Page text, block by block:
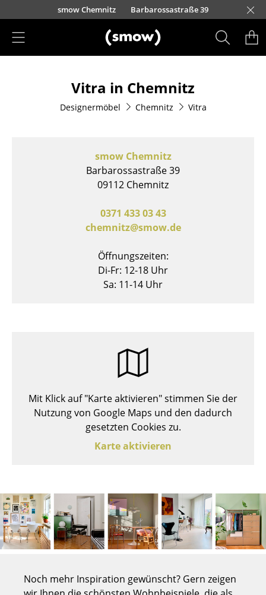
Direkt zum Inhalt
100
smow Chemnitz Barbarossastraße 39smow Düsseldorf
smow Essen
smow Frankfurt
smow Freiburg
smow Hamburg
smow Hannover
smow Kempten
smow Köln
smow Konstanz
smow Leipzig
smow Solothurn
smow Mainz
smow München
smow Nürnberg
smow Schwarzwald
smow Stuttgart
Esszimmerstühle
Freischwinger
Schaukelstühle
Bürodrehstühle
Konferenzstühle
Einzelteile
... alle Sitzmöbel
Tische
Esstische
Vitra in Chemnitz
Designermöbel Chemnitz Vitra
smow Chemnitz
Barbarossastraße 39
09112 Chemnitz
0371 433 03 43
chemnitz@smow.de
Öffnungszeiten:
Di-Fr: 12-18 Uhr
Sa: 11-14 Uhr
Mit Klick auf "Karte aktivieren" stimmen Sie der
Nutzung von Google Maps und den dadurch
gesetzten Cookies zu.
Karte aktivieren
Noch mehr Inspiration gewünscht? Gern zeigen